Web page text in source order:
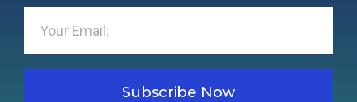
Subscribe Now